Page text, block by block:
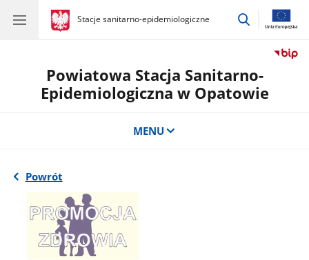
gov.pl
Stacje sanitarno-epidemiologiczne
gov.pl
Stacje
przejdź
Powiatowa Stacja Sanitarno-
Epidemiologiczna w Opatowie
MENU
Powrót